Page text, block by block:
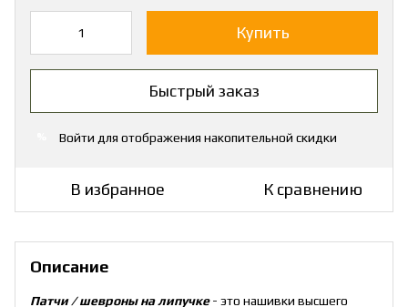
Купить
Быстрый заказ
Войти для отображения накопительной скидки
В избранное К сравнению
Описание
Патчи / шевроны на липучке- это нашивки высшего